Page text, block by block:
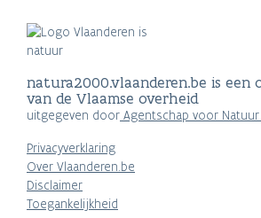
natura2000.vlaanderen.be is een
van de Vlaamse overheid
uitgegeven door Agentschap voor Natuur
Privacyverklaring
Over Vlaanderen.be
Disclaimer
Toegankelijkheid